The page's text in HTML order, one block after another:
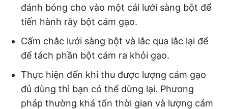
đánh bóng cho vào một cái lưới sàng bột để
tiến hành rây bột cám gạo.
Cấm chắc lưới sàng bột và lắc qua lắc lại để
để tách phần bột cám ra khỏi gạo.
Thực hiện đến khi thu được lượng cám gạo
đủ dùng thì bạn có thể dừng lại. Phương
pháp thường khá tốn thời gian và lượng cám